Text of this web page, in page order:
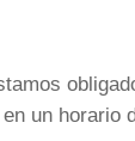
un horario